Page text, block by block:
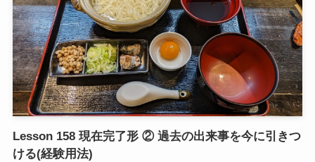
Lesson 158 現在完了形 ② 過去の出来事を今に引きつ
ける(経験用法)